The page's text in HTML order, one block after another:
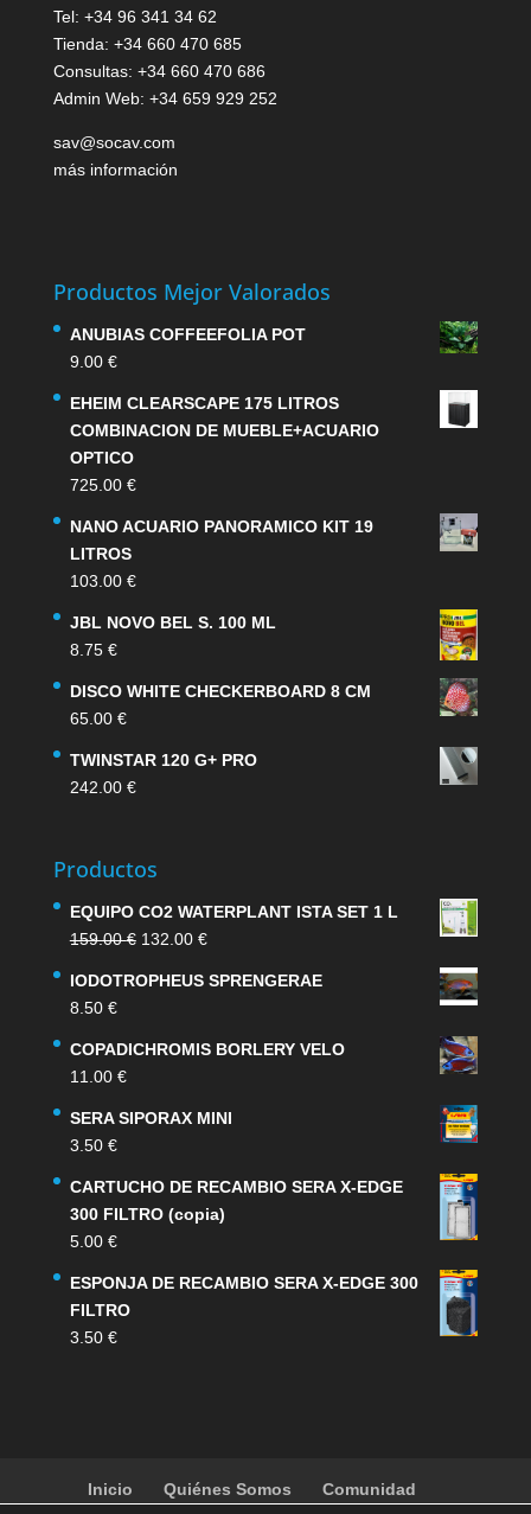
Tel: +34 96 341 34 62
Tienda: +34 660 470 685
Consultas: +34 660 470 686
Admin Web: +34 659 929 252
sav@socav.com
más información
Productos Mejor Valorados
ANUBIAS COFFEEFOLIA POT
9.00 €
EHEIM CLEARSCAPE 175 LITROS
COMBINACION DE MUEBLE+ACUARIO
OPTICO
725.00 €
NANO ACUARIO PANORAMICO KIT 19
LITROS
103.00 €
JBL NOVO BEL S. 100 ML
8.75 €
DISCO WHITE CHECKERBOARD 8 CM
65.00 €
TWINSTAR 120 G+ PRO
242.00 €
Productos
EQUIPO CO2 WATERPLANT ISTA SET 1 L
159.00€ El
original
159.00 €.
132.00 €El
actual
132.00 €.
IODOTROPHEUS SPRENGERAE
8.50 €
COPADICHROMIS BORLERY VELO
11.00 €
SERA SIPORAX MINI
3.50 €
CARTUCHO DE RECAMBIO SERA X-EDGE
300 FILTRO (copia)
5.00 €
ESPONJA DE RECAMBIO SERA X-EDGE 300
FILTRO
3.50 €
Inicio Quiénes Somos
Comunidad